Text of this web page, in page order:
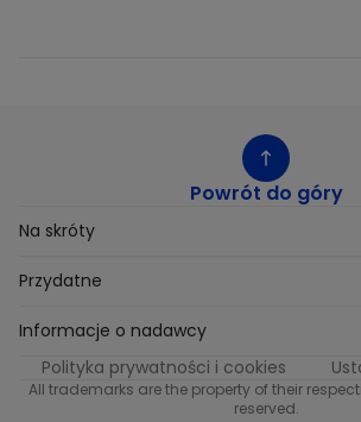
Powrót do góry
Na skróty
Etyka
Supplier Diversity
Polityka podatkowa
Przydatne
Biuro Prasowe
Biuro Reklamy
Informacje o nadawcy
Informacje o nadawcy programu
Polityka prywatności i cookies
All trademarks are the property of their
reserved.